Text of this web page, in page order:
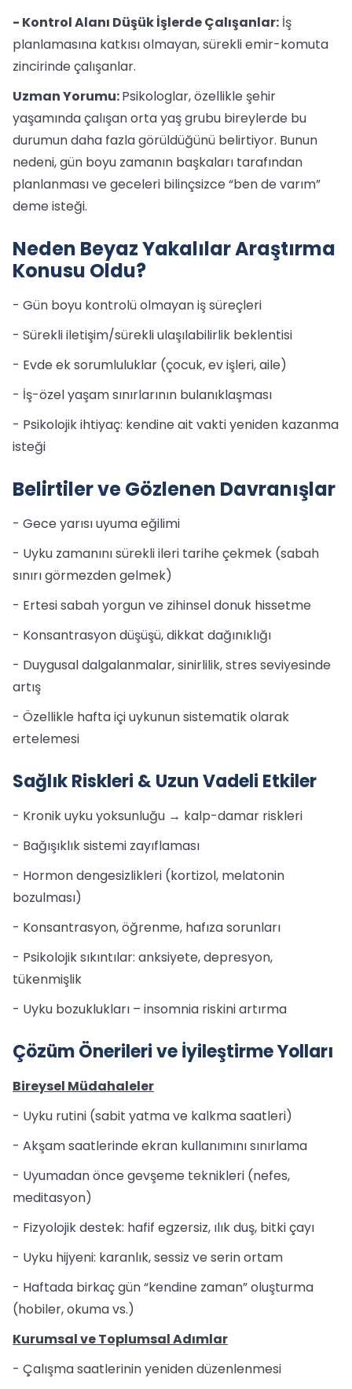
- Kontrol Alanı Düşük İşlerde Çalışanlar: İş
planlamasına katkısı olmayan, sürekli emir-komuta
zincirinde çalışanlar.
Uzman Yorumu:Psikologlar, özellikle şehir
yaşamında çalışan orta yaş grubu bireylerde bu
durumun daha fazla görüldüğünü belirtiyor. Bunun
nedeni, gün boyu zamanın başkaları tarafından
planlanması ve geceleri bilinçsizce “ben de varım”
deme isteği.
Neden Beyaz Yakalılar Araştırma
Konusu Oldu?
- Gün boyu kontrolü olmayan iş süreçleri
- Sürekli iletişim/sürekli ulaşılabilirlik beklentisi
- Evde ek sorumluluklar (çocuk, ev işleri, aile)
- İş-özel yaşam sınırlarının bulanıklaşması
- Psikolojik ihtiyaç: kendine ait vakti yeniden kazanma
isteği
Belirtiler ve Gözlenen Davranışlar
- Gece yarısı uyuma eğilimi
- Uyku zamanını sürekli ileri tarihe çekmek (sabah
sınırı görmezden gelmek)
- Ertesi sabah yorgun ve zihinsel donuk hissetme
- Konsantrasyon düşüşü, dikkat dağınıklığı
- Duygusal dalgalanmalar, sinirlilik, stres seviyesinde
artış
- Özellikle hafta içi uykunun sistematik olarak
ertelemesi
Sağlık Riskleri & Uzun Vadeli Etkiler
- Kronik uyku yoksunluğu → kalp-damar riskleri
- Bağışıklık sistemi zayıflaması
- Hormon dengesizlikleri (kortizol, melatonin
bozulması)
- Konsantrasyon, öğrenme, hafıza sorunları
- Psikolojik sıkıntılar: anksiyete, depresyon,
tükenmişlik
- Uyku bozuklukları – insomnia riskini artırma
Çözüm Önerileri ve İyileştirme Yolları
Bireysel Müdahaleler
- Uyku rutini (sabit yatma ve kalkma saatleri)
- Akşam saatlerinde ekran kullanımını sınırlama
- Uyumadan önce gevşeme teknikleri (nefes,
meditasyon)
- Fizyolojik destek: hafif egzersiz, ılık duş, bitki çayı
- Uyku hijyeni: karanlık, sessiz ve serin ortam
- Haftada birkaç gün “kendine zaman” oluşturma
(hobiler, okuma vs.)
Kurumsal ve Toplumsal Adımlar
- Çalışma saatlerinin yeniden düzenlenmesi